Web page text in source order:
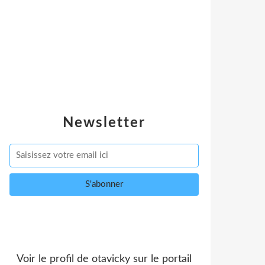
Newsletter
Voir le profil de otavicky sur le portail